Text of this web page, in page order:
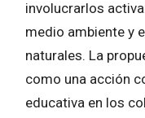
involucrarlos
medio ambiente y
naturales. La
como una acción
educativa en los